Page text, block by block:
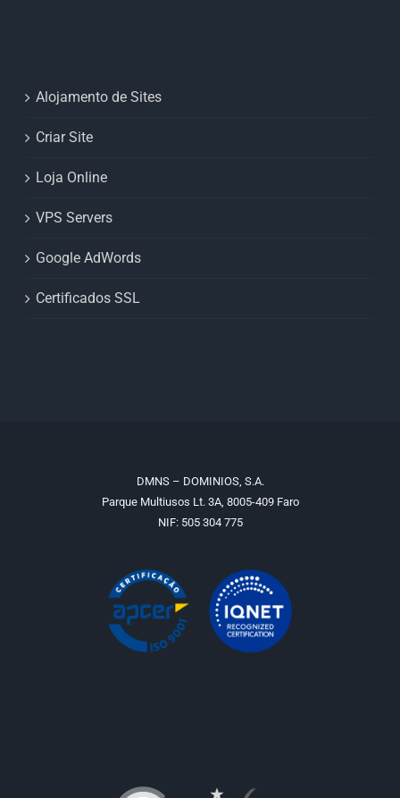
Alojamento de Sites
Criar Site
Loja Online
VPS Servers
Google AdWords
Certificados SSL
DMNS – DOMINIOS, S.A.
Parque Multiusos Lt. 3A, 8005-409 Faro
NIF: 505 304 775